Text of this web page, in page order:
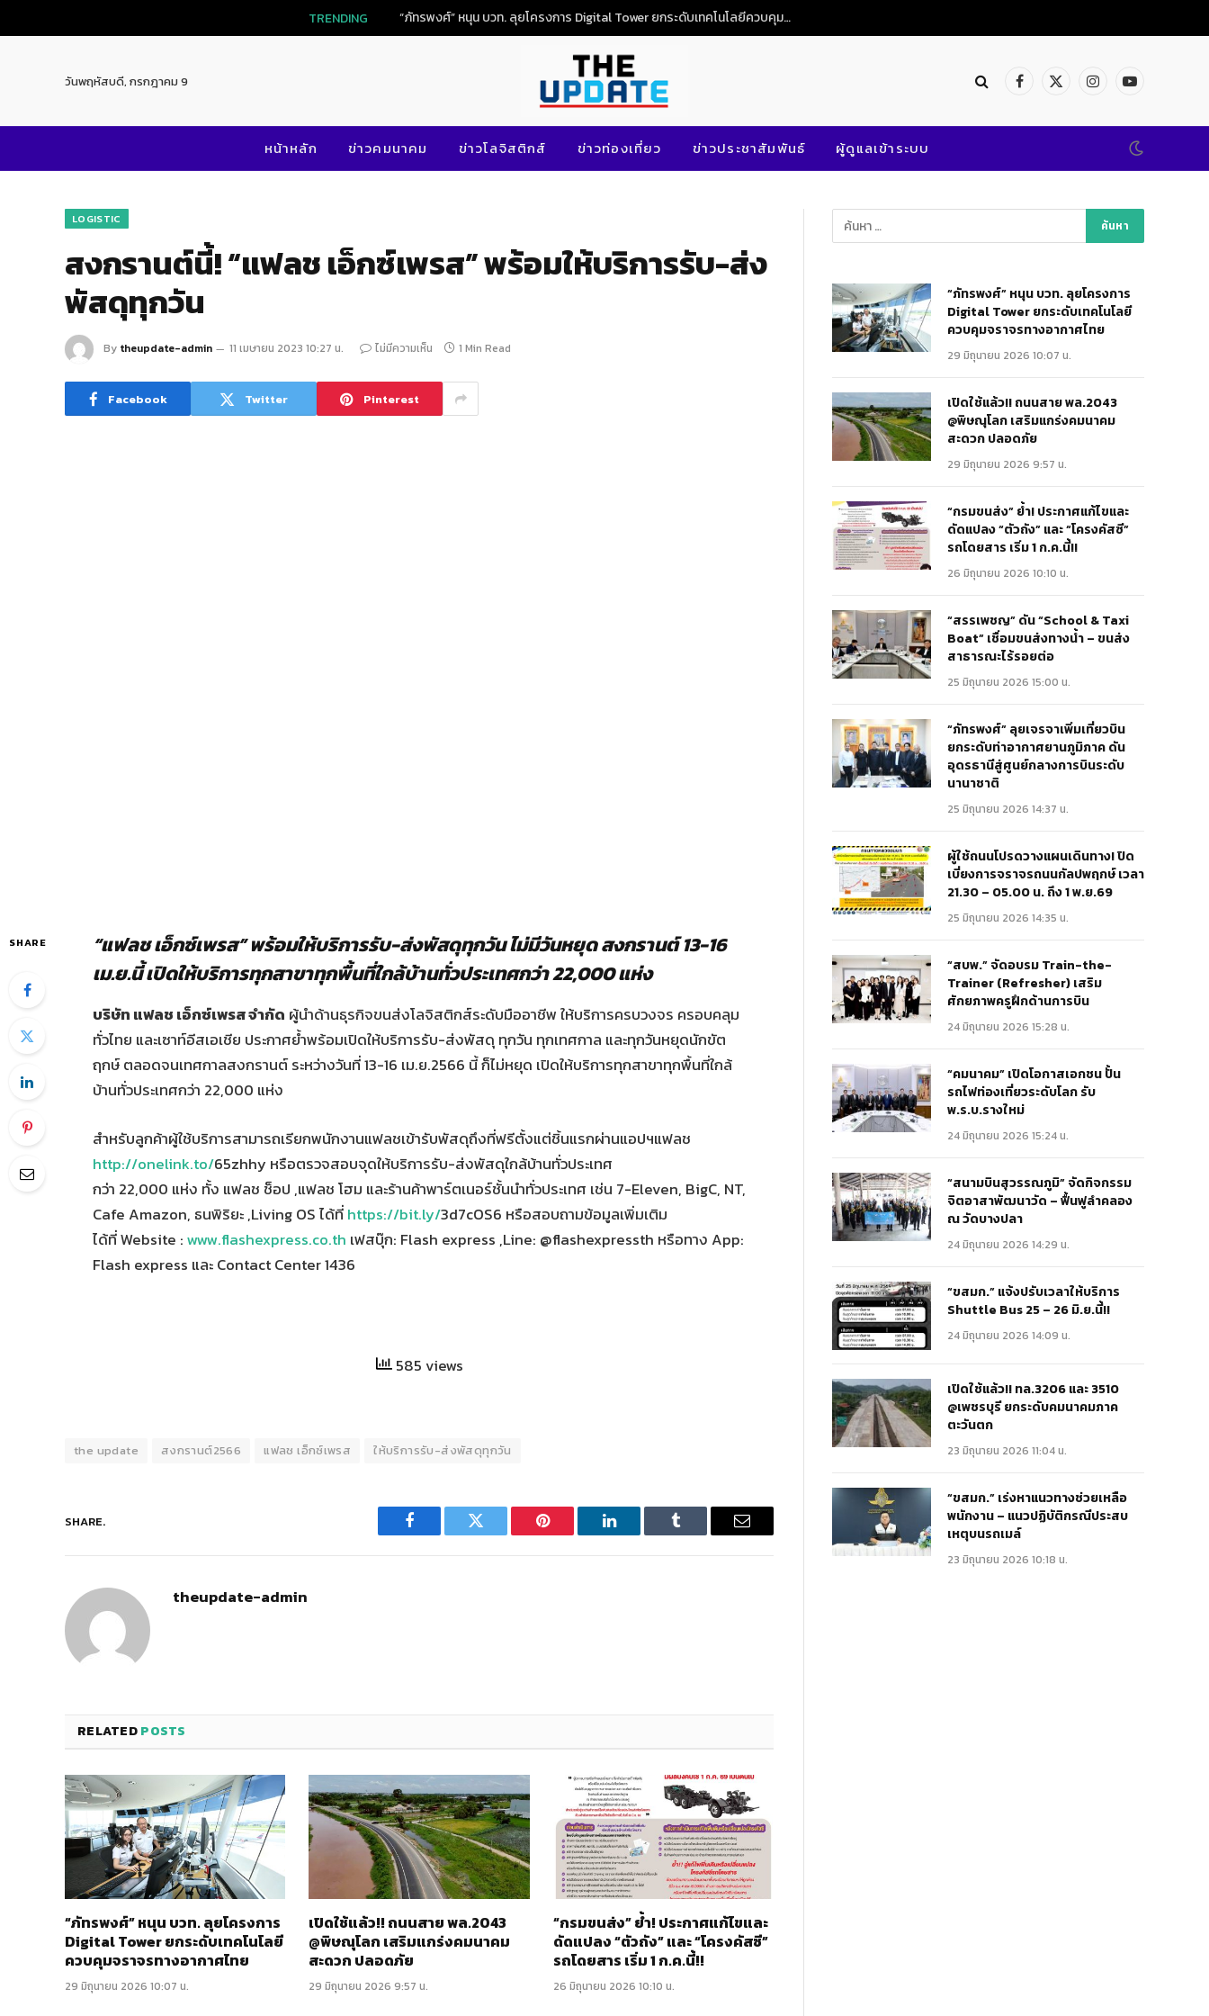
TRENDING “ภัทรพงศ์” หนุน บวท. ลุยโครงการ Digital Tower ยกระดับเทคโนโลยีควบคุมจราจรทางอากาศไทย
วันพฤหัสบดี, กรกฎาคม 9 Facebook
X
InstagramYouTube
หน้าหลัก ข่าวคมนาคม ข่าวโลจิสติกส์ ข่าวท่องเที่ยว ข่าวประชาสัมพันธ์ ผู้ดูแลเข้าระบบ
LOGISTIC
สงกรานต์นี้! “แฟลช เอ็กซ์เพรส” พร้อมให้บริการรับ-ส่ง
พัสดุทุกวัน
By theupdate-admin 11 เมษายน 2023 10:27 น. ไม่มีความเห็น 1 Min Read
Facebook Twitter Pinterest
SHARE
“แฟลช เอ็กซ์เพรส” พร้อมให้บริการรับ-ส่งพัสดุทุกวัน ไม่มีวันหยุด สงกรานต์ 13-16
เม.ย.นี้ เปิดให้บริการทุกสาขาทุกพื้นที่ใกล้บ้านทั่วประเทศกว่า 22,000 แห่ง
บริษัท แฟลช เอ็กซ์เพรส จำกัด ผู้นำด้านธุรกิจขนส่งโลจิสติกส์ระดับมืออาชีพ ให้บริการครบวงจร ครอบคลุม
ทั่วไทย และเซาท์อีสเอเชีย ประกาศย้ำพร้อมเปิดให้บริการรับ-ส่งพัสดุ ทุกวัน ทุกเทศกาล และทุกวันหยุดนักขัต
ฤกษ์ ตลอดจนเทศกาลสงกรานต์ ระหว่างวันที่ 13-16 เม.ย.2566 นี้ ก็ไม่หยุด เปิดให้บริการทุกสาขาทุกพื้นที่ใกล้
บ้านทั่วประเทศกว่า 22,000 แห่ง
สำหรับลูกค้าผู้ใช้บริการสามารถเรียกพนักงานแฟลชเข้ารับพัสดุถึงที่ฟรีตั้งแต่ชิ้นแรกผ่านแอปฯแฟลช
http://onelink.to/65zhhy หรือตรวจสอบจุดให้บริการรับ-ส่งพัสดุใกล้บ้านทั่วประเทศ
กว่า 22,000 แห่ง ทั้ง แฟลช ช็อป ,แฟลช โฮม และร้านค้าพาร์ตเนอร์ชั้นนำทั่วประเทศ เช่น 7-Eleven, BigC, NT,
Cafe Amazon, ธนพิริยะ ,Living OS ได้ที่ https://bit.ly/3d7cOS6 หรือสอบถามข้อมูลเพิ่มเติม
ได้ที่ Website : www.flashexpress.co.th เฟสบุ๊ก: Flash express ,Line: @flashexpressth หรือทาง App:
Flash express และ Contact Center 1436
585 views
the update สงกรานต์2566 แฟลช เอ็กซ์เพรส ให้บริการรับ-ส่งพัสดุทุกวัน
SHARE.
Facebook Twitter Pinterest LinkedIn Tumblr Email
theupdate-admin
RELATEDPOSTS
“ภัทรพงศ์” หนุน บวท. ลุยโครงการ
Digital Tower ยกระดับเทคโนโลยี
ควบคุมจราจรทางอากาศไทย
29 มิถุนายน 2026 10:07 น.
เปิดใช้แล้ว!! ถนนสาย พล.2043
@พิษณุโลก เสริมแกร่งคมนาคม
สะดวก ปลอดภัย
29 มิถุนายน 2026 9:57 น.
“กรมขนส่ง” ย้ำ! ประกาศแก้ไขและ
ดัดแปลง “ตัวถัง” และ “โครงคัสซี”
รถโดยสาร เริ่ม 1 ก.ค.นี้!!
26 มิถุนายน 2026 10:10 น.
“ภัทรพงศ์” หนุน บวท. ลุยโครงการ
Digital Tower ยกระดับเทคโนโลยี
ควบคุมจราจรทางอากาศไทย
29 มิถุนายน 2026 10:07 น.
เปิดใช้แล้ว!! ถนนสาย พล.2043
@พิษณุโลก เสริมแกร่งคมนาคม
สะดวก ปลอดภัย
29 มิถุนายน 2026 9:57 น.
“กรมขนส่ง” ย้ำ! ประกาศแก้ไขและ
ดัดแปลง “ตัวถัง” และ “โครงคัสซี”
รถโดยสาร เริ่ม 1 ก.ค.นี้!!
26 มิถุนายน 2026 10:10 น.
“สรรเพชญ” ดัน “School & Taxi
Boat” เชื่อมขนส่งทางน้ำ – ขนส่ง
สาธารณะไร้รอยต่อ
25 มิถุนายน 2026 15:00 น.
“ภัทรพงศ์” ลุยเจรจาเพิ่มเที่ยวบิน
ยกระดับท่าอากาศยานภูมิภาค ดัน
อุดรธานีสู่ศูนย์กลางการบินระดับ
นานาชาติ
25 มิถุนายน 2026 14:37 น.
ผู้ใช้ถนนโปรดวางแผนเดินทาง! ปิด
เบี่ยงการจราจรถนนกัลปพฤกษ์ เวลา
21.30 – 05.00 น. ถึง 1 พ.ย.69
25 มิถุนายน 2026 14:35 น.
“สบพ.” จัดอบรม Train-the-
Trainer (Refresher) เสริม
ศักยภาพครูฝึกด้านการบิน
24 มิถุนายน 2026 15:28 น.
“คมนาคม” เปิดโอกาสเอกชน ปั้น
รถไฟท่องเที่ยวระดับโลก รับ
พ.ร.บ.รางใหม่
24 มิถุนายน 2026 15:24 น.
“สนามบินสุวรรณภูมิ” จัดกิจกรรม
จิตอาสาพัฒนาวัด – ฟื้นฟูลำคลอง
ณ วัดบางปลา
24 มิถุนายน 2026 14:29 น.
“ขสมก.” แจ้งปรับเวลาให้บริการ
Shuttle Bus 25 – 26 มิ.ย.นี้!!
24 มิถุนายน 2026 14:09 น.
เปิดใช้แล้ว!! ทล.3206 และ 3510
@เพชรบุรี ยกระดับคมนาคมภาค
ตะวันตก
23 มิถุนายน 2026 11:04 น.
“ขสมก.” เร่งหาแนวทางช่วยเหลือ
พนักงาน – แนวปฏิบัติกรณีประสบ
เหตุบนรถเมล์
23 มิถุนายน 2026 10:18 น.